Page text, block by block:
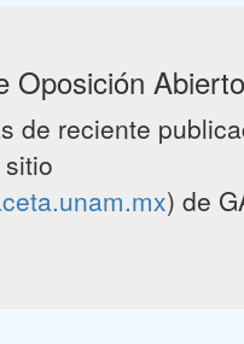
Oposición Abierto
de reciente
) de